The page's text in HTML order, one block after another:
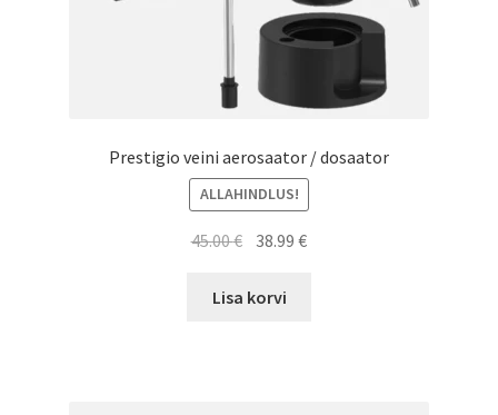
Prestigio veini aerosaator / dosaator
ALLAHINDLUS!
45.00€ Algne
oli:
38.99€Current
Lisa korvi